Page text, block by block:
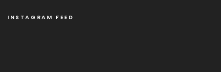
INSTAGRAM FEED